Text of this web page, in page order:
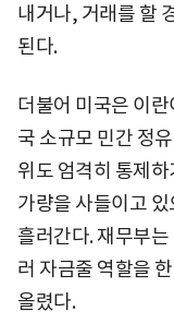
내거나, 거래를 할
된다.
더불어 미국은 이
국 소규모 민간 정
위도 엄격히 통제
가량을 사들이고
흘러간다. 재무부
러 자금줄 역할을
올렸다.